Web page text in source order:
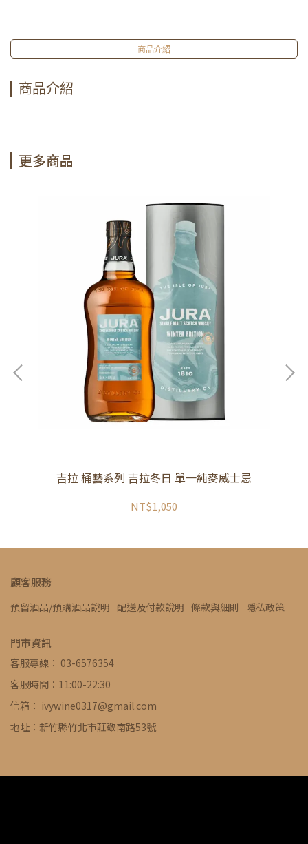
商品介紹
商品介紹
更多商品
吉拉 桶藝系列 吉拉冬日 單一純麥威士忌
NT$1,050
顧客服務
預留酒品/預購酒品說明 配送及付款說明 條款與細則 隱私政策
門市資訊
客服專線： 03-6576354
客服時間：11:00-22:30
信箱： ivywine0317@gmail.com
地址：新竹縣竹北市莊敬南路53號